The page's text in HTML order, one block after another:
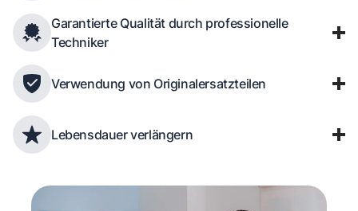
Garantierte Qualität durch professionelle
Techniker
Verwendung von Originalersatzteilen
Lebensdauer verlängern